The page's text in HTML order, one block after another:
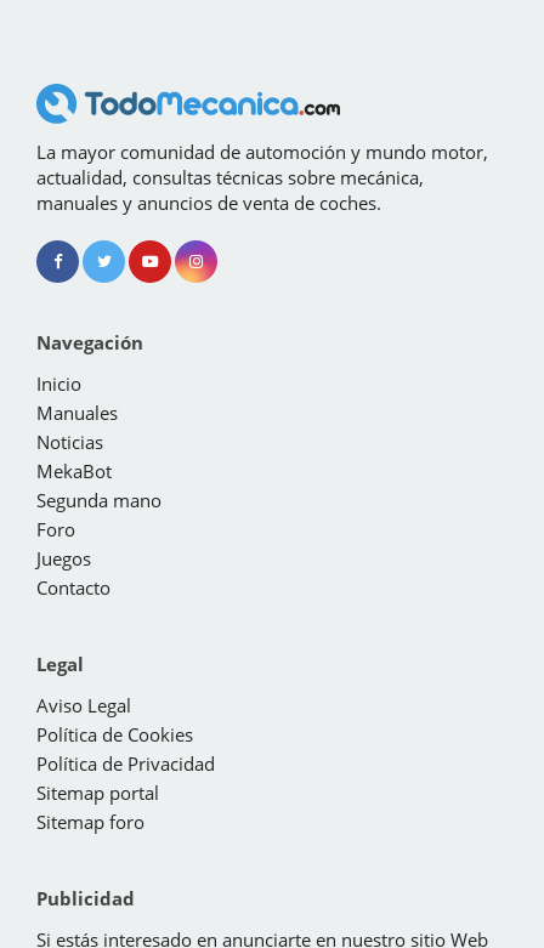
La mayor comunidad de automoción y mundo motor,
actualidad, consultas técnicas sobre mecánica,
manuales y anuncios de venta de coches.
Navegación
Inicio
Manuales
Noticias
MekaBot
Segunda mano
Foro
Juegos
Contacto
Legal
Aviso Legal
Política de Cookies
Política de Privacidad
Sitemap portal
Sitemap foro
Publicidad
Si estás interesado en anunciarte en nuestro sitio Web